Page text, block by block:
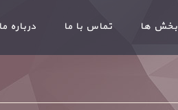
بخش ها تماس با ما درباره ما